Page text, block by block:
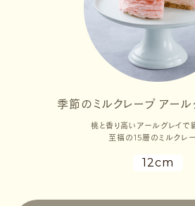
季節のミルクレープ アー
桃と香り高いアールグレイで
至福の15層のミルクレー
12cm